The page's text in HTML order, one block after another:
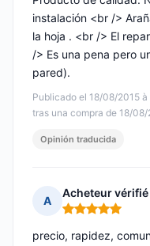
Publicado el 18/08/2015 à
tras una compra de 18/08/
instalación <br />
la hoja . <br /> El
/> Es una pena pero
pared).
Opinión traducida
A
Acheteur vérifié
Nota: 5 de 5
precio, rapidez,